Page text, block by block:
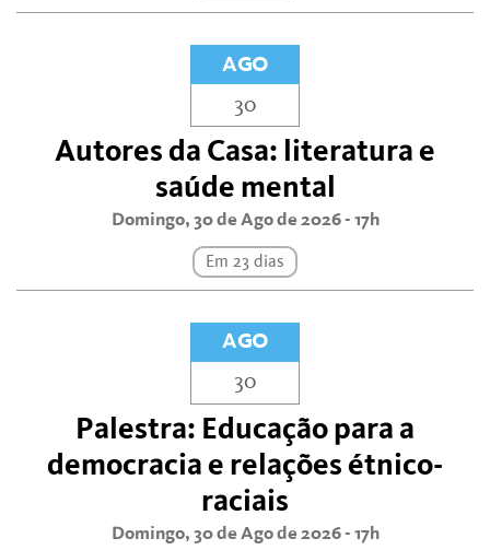
AGO
30
Autores da Casa: literatura e
saúde mental
Domingo, 30 de Ago de 2026 - 17h
Em 23 dias
AGO
30
Palestra: Educação para a
democracia e relações étnico-
raciais
Domingo, 30 de Ago de 2026 - 17h